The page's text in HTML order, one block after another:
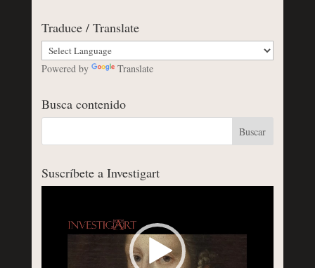
Traduce / Translate
Powered by Translate
Busca contenido
Suscríbete a Investigart